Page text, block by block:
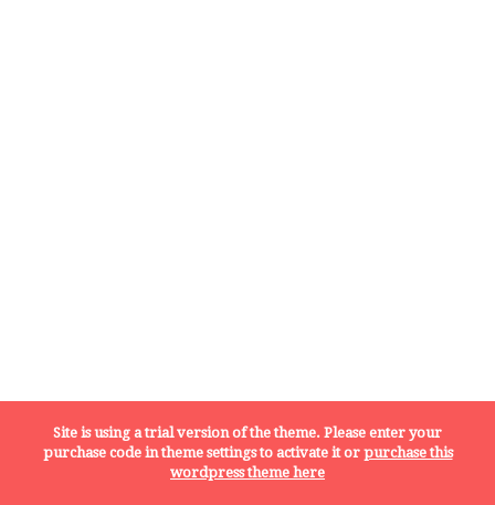
Site is using a trial version of the theme. Please enter your
purchase code in theme settings to activate it or purchase this
wordpress theme here